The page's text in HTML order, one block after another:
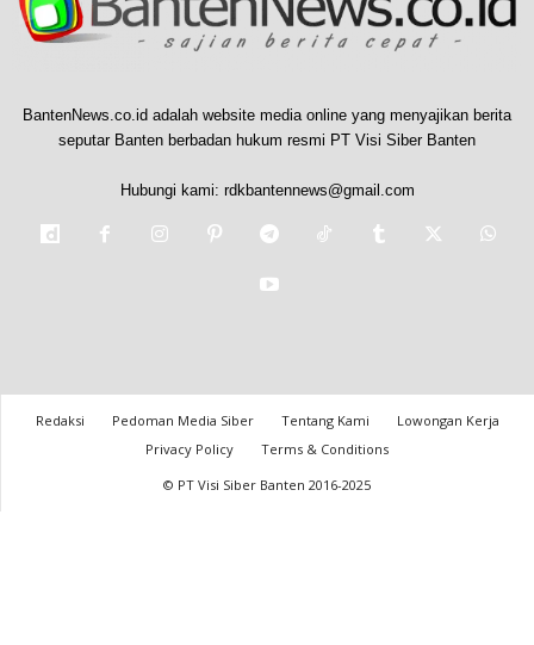
BantenNews.co.id adalah website media online yang menyajikan berita
seputar Banten berbadan hukum resmi PT Visi Siber Banten
Hubungi kami: rdkbantennews@gmail.com
Redaksi Pedoman Media Siber Tentang Kami
Lowongan Kerja
Privacy Policy
Terms & Conditions
© PT Visi Siber Banten 2016-2025